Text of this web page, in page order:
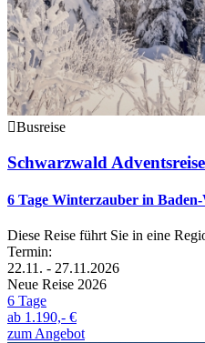
Busreise
Schwarzwald Adventsreise
6 Tage Winterzauber in
Diese Reise führt Sie in eine
Termin:
22.11. - 27.11.2026
Neue Reise 2026
6 Tage
ab 1.190,- €
zum Angebot